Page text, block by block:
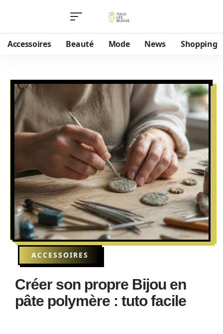
Accessoires Beauté Mode News Shopping
ACCESSOIRES
Créer son propre Bijou en
pâte polymère : tuto facile